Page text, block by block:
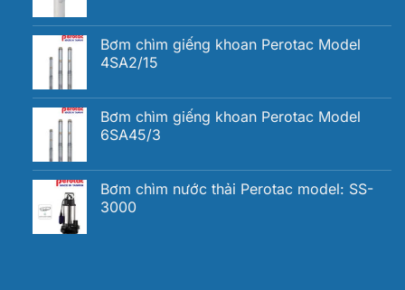
Bơm chìm giếng khoan Perotac Model
4SA2/15
Bơm chìm giếng khoan Perotac Model
6SA45/3
Bơm chìm nước thải Perotac model: SS-
3000